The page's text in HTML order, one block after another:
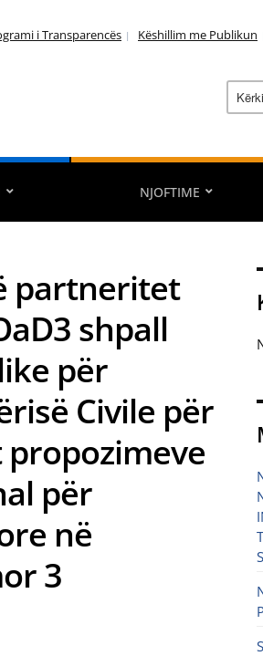
i Transparencës Këshillim me Publikun
NJOFTIME
partneritet
shpall
për
Civile për
për
në
3